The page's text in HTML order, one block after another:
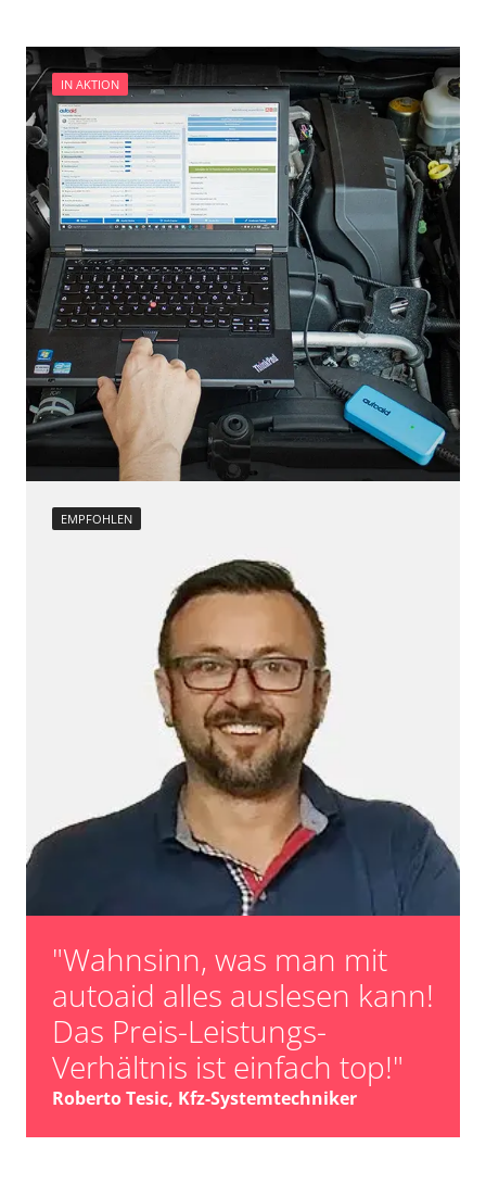
IN AKTION
EMPFOHLEN
"Wahnsinn, was man mit
autoaid alles auslesen kann!
Das Preis-Leistungs-
Verhältnis ist einfach top!"
Roberto Tesic, Kfz-Systemtechniker